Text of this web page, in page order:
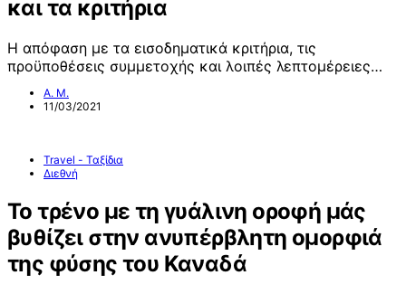
και τα κριτήρια
Η απόφαση με τα εισοδηματικά κριτήρια, τις
προϋποθέσεις συμμετοχής και λοιπές λεπτομέρειες…
Α. Μ.
11/03/2021
Travel - Ταξίδια
Διεθνή
Το τρένο με τη γυάλινη οροφή μάς
βυθίζει στην ανυπέρβλητη ομορφιά
της φύσης του Καναδά